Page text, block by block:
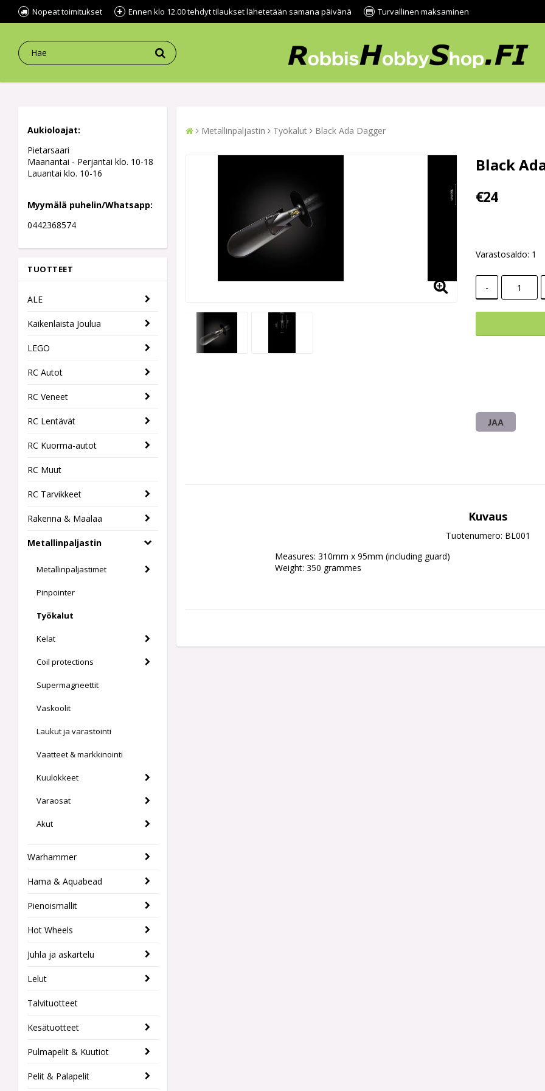
Nopeat toimitukset Ennen klo 12.00 tehdyt tilaukset lähetetään samana päivänä Turvallinen maksaminen
Aukioloajat:
Pietarsaari
Maanantai - Perjantai klo. 10-18
Lauantai klo. 10-16
Myymälä puhelin/Whatsapp:
0442368574
TUOTTEET
ALE
Kaikenlaista Joulua
LEGO
RC Autot
RC Veneet
RC Lentävät
RC Kuorma-autot
RC Muut
RC Tarvikkeet
Rakenna & Maalaa
Metallinpaljastin
Metallinpaljastimet
Pinpointer
Työkalut
Kelat
Coil protections
Supermagneettit
Vaskoolit
Laukut ja varastointi
Vaatteet & markkinointi
Kuulokkeet
Varaosat
Akut
Warhammer
Hama & Aquabead
Pienoismallit
Hot Wheels
Juhla ja askartelu
Lelut
Talvituotteet
Kesätuotteet
Pulmapelit & Kuutiot
Pelit & Palapelit
Metallinpaljastin Työkalut Black Ada Dagger
Black
€24
Varastosaldo: 1
-
JAA
Kuvaus
Tuotenumero: BL001
Measures: 310mm x 95mm (including guard)
Weight: 350 grammes